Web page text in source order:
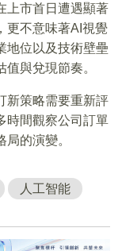
上市首日遭遇顯著
更不意味著AI視覺
地位以及技術壁壘
與兌現節奏。
新策略需要重新評
時間觀察公司訂單
的演變。
人工智能